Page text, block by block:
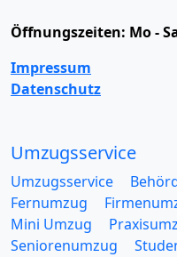
Öffnungszeiten: Mo -
Impressum
Datenschutz
Umzugsservice
Umzugsservice
Fernumzug
Mini Umzug
Seniorenumzug